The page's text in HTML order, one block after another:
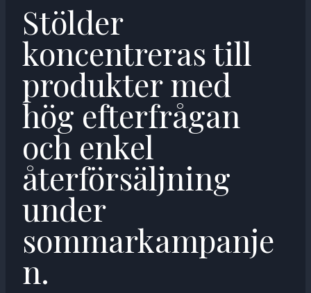
Stölder
koncentreras till
produkter med
hög efterfrågan
och enkel
återförsäljning
under
sommarkampanje
n.